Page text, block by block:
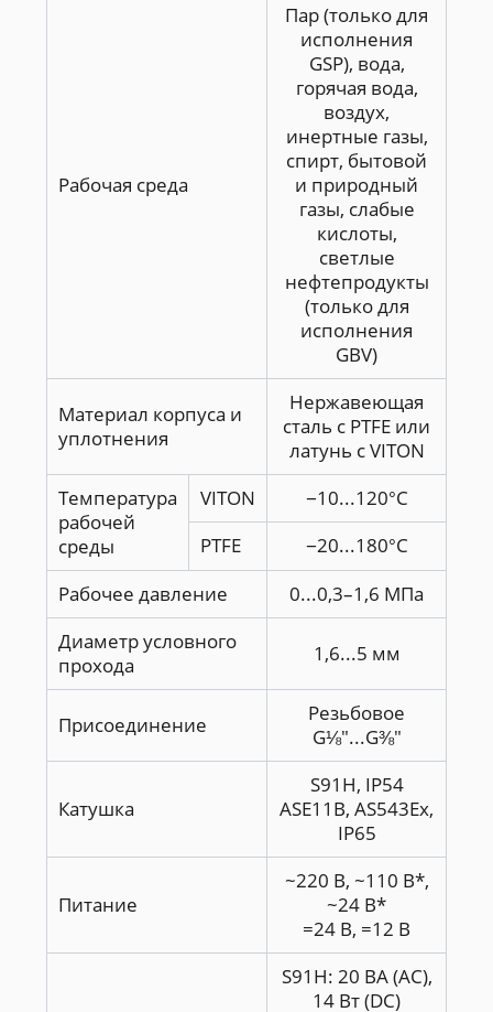
Рабочая среда
Пар (только для
исполнения
GSP), вода,
горячая вода,
воздух,
инертные газы,
спирт, бытовой
и природный
газы, слабые
кислоты,
светлые
нефтепродукты
(только для
исполнения
GBV)
Материал корпуса и
уплотнения
Нержавеющая
сталь с PTFE или
латунь с VITON
Температура
рабочей
среды
VITON
−10...120°С
PTFE
−20...180°С
Рабочее давление
0...0,3–1,6 МПа
Диаметр условного
прохода
1,6...5 мм
Присоединение
Резьбовое
G⅛"...G⅜"
Катушка
S91H, IP54
ASE11B, AS543Ex,
IP65
Питание
~220 В, ~110 В*,
~24 В*
=24 В, =12 В
S91H: 20 ВА (АС),
14 Вт (DC)